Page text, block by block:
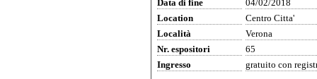
Data di fine
04/02/2018
Location
Centro Citta'
Località
Verona
Nr. espositori
65
Ingresso
gratuito con